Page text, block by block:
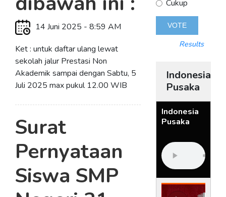
14 Juni 2025 - 8:59 AM
Ket : untuk daftar ulang lewat
sekolah jalur Prestasi Non
Akademik sampai dengan Sabtu, 5
Juli 2025 max pukul 12.00 WIB
Surat
Pernyataan
Siswa SMP
Cukup
Results
Indonesia
Pusaka
Indonesia
Pusaka